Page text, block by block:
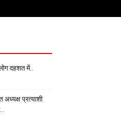
दहशत में..
अध्यक्ष प्रत्याशी